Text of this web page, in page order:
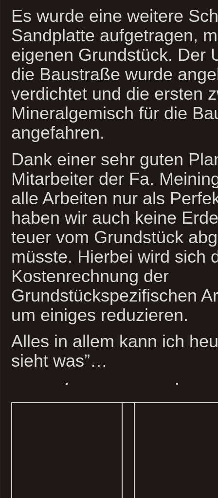
Es wurde eine weitere
Sandplatte aufgetragen,
eigenen Grundstück. Der
die Baustraße wurde
verdichtet und die ersten
Mineralgemisch für die
angefahren.
Dank einer sehr guten
Mitarbeiter der Fa.
alle Arbeiten nur als
haben wir auch keine
teuer vom Grundstück
müsste. Hierbei wird sich
Kostenrechnung der
Grundstückspezifischen
um einiges reduzieren.
Alles in allem kann ich
sieht was”…